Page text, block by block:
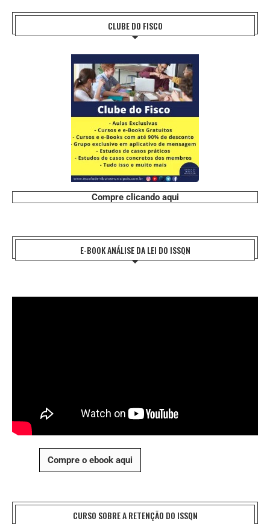
CLUBE DO FISCO
Compre clicando aqui
E-BOOK ANÁLISE DA LEI DO ISSQN
Compre o ebook aqui
CURSO SOBRE A RETENÇÃO DO ISSQN